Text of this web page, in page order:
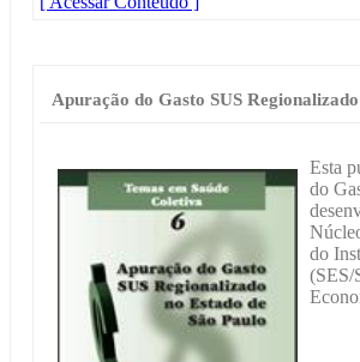
Apuração do Gasto SUS
Esta
do
do
(SES/